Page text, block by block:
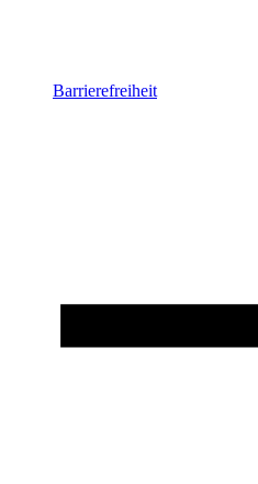
Barrierefreiheit